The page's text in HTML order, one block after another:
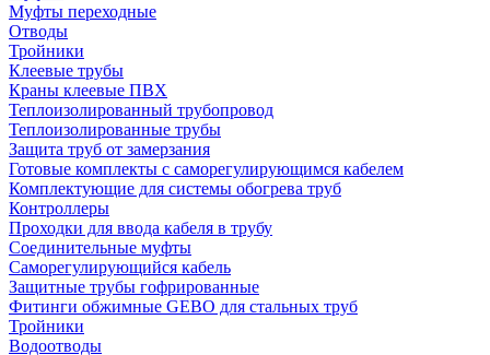
Муфты переходные
Отводы
Тройники
Клеевые трубы
Краны клеевые ПВХ
Теплоизолированный трубопровод
Теплоизолированные трубы
Защита труб от замерзания
Готовые комплекты с саморегулирующимся кабелем
Комплектующие для системы обогрева труб
Контроллеры
Проходки для ввода кабеля в трубу
Соединительные муфты
Саморегулирующийся кабель
Защитные трубы гофрированные
Фитинги обжимные GEBO для стальных труб
Тройники
Водоотводы